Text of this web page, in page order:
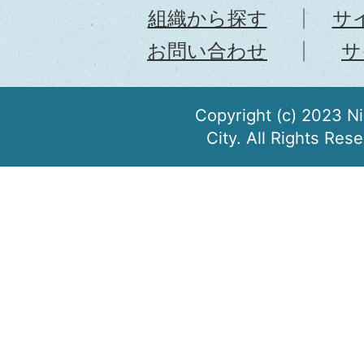
組織から探す
サ
お問い合わせ
Copyright (c) 2023
City. All Rights